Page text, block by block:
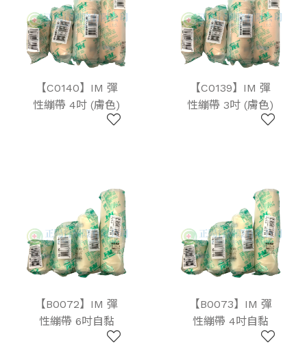
【C0140】IM 彈
性繃帶 4吋 (膚色)
【C0139】IM 彈
性繃帶 3吋 (膚色)
【B0072】IM 彈
性繃帶 6吋自黏
【B0073】IM 彈
性繃帶 4吋自黏